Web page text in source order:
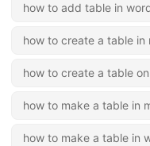
how to add table in
how to create a table in
how to create a table
how to make a table in
how to make a table in